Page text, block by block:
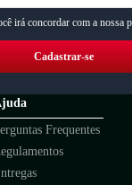
irá concordar com a nossa
Cadastrar-se
Frequentes